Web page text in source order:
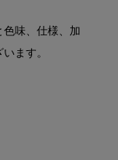
味、仕様、加
ます。